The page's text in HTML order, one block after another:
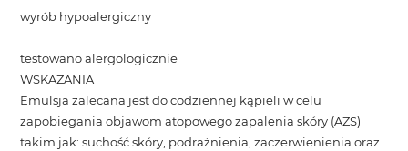
wyrób hypoalergiczny
testowano alergologicznie
WSKAZANIA
Emulsja zalecana jest do codziennej kąpieli w celu
zapobiegania objawom atopowego zapalenia skóry (AZS)
takim jak: suchość skóry, podrażnienia, zaczerwienienia oraz